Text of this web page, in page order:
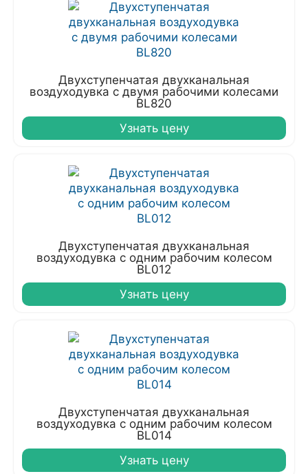
Двухступенчатая двухканальная
воздуходувка с двумя рабочими колесами
BL820
Узнать цену
Двухступенчатая двухканальная
воздуходувка с одним рабочим колесом
BL012
Узнать цену
Двухступенчатая двухканальная
воздуходувка с одним рабочим колесом
BL014
Узнать цену